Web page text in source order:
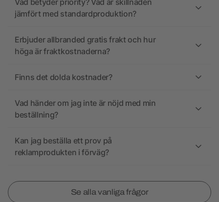
Vad betyder priority? Vad är skillnaden
jämfört med standardproduktion?
Erbjuder allbranded gratis frakt och hur
höga är fraktkostnaderna?
Finns det dolda kostnader?
Vad händer om jag inte är nöjd med min
beställning?
Kan jag beställa ett prov på
reklamprodukten i förväg?
Se alla vanliga frågor